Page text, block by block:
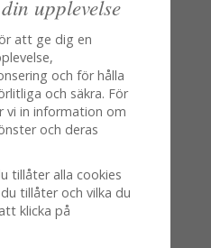
upplevelse
att ge dig en
och för hålla
och säkra. För
vi in information om
och deras
tillåter alla cookies
tillåter och vilka du
klicka på